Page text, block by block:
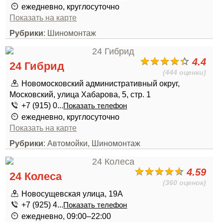
ежедневно, круглосуточно
Показать на карте
Рубрики: Шиномонтаж
4.4
(444 оценки)
24 Гибрид
Новомосковский административный округ,
Московский, улица Хабарова, 5, стр. 1
+7 (915) 0...Показать телефон
ежедневно, круглосуточно
Показать на карте
Рубрики: Автомойки, Шиномонтаж
4.59
(360 оценок)
24 Колеса
Новосущевская улица, 19А
+7 (925) 4...Показать телефон
ежедневно, 09:00–22:00